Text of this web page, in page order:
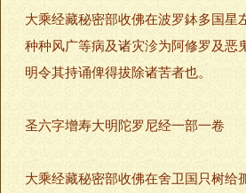
大乘经藏秘密部收佛在波罗鉢多国星
种种风广等病及诸灾沴为阿修罗及恶
明令其持诵俾得拔除诸苦者也。
圣六字增寿大明陀罗尼经一部一卷
大乘经藏秘密部收佛在舍卫国只树给